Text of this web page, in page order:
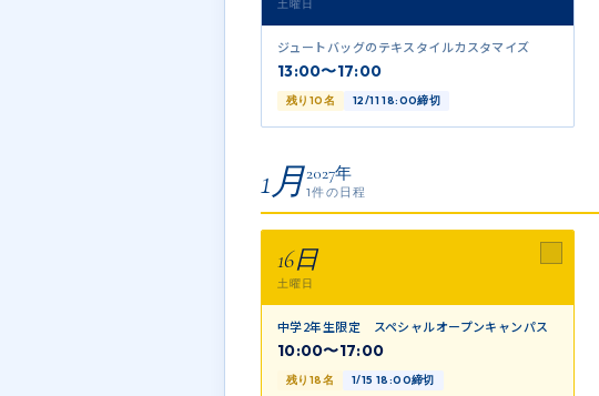
土曜日
ジュートバッグのテキスタイルカスタマイズ
13:00〜17:00
残り10名 12/11 18:00締切
1月2027年
1件の日程
16日
土曜日
中学2年生限定 スペシャルオープンキャンパス
10:00〜17:00
残り18名 1/15 18:00締切